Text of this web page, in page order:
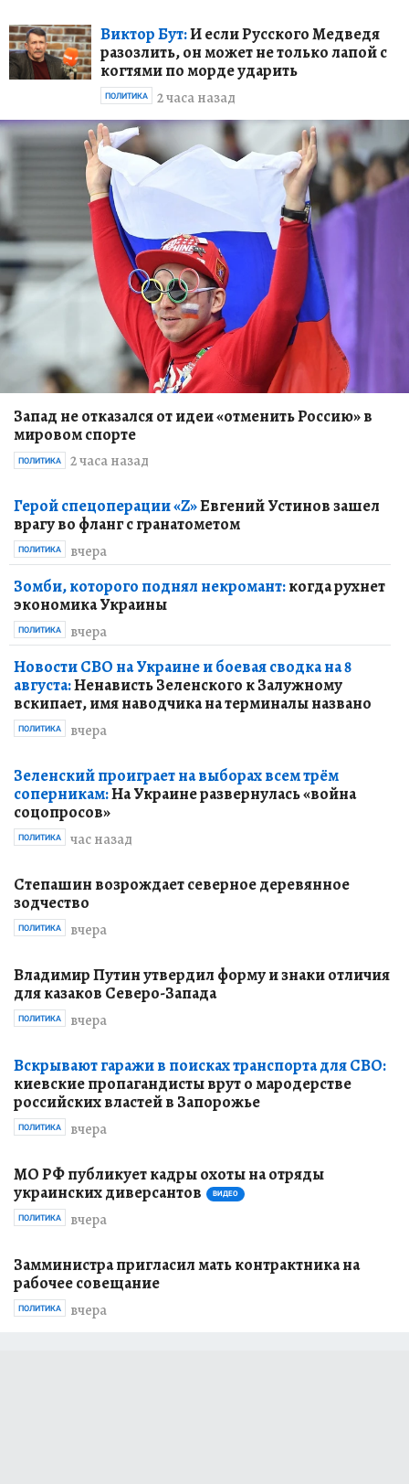
Виктор Бут:И если Русского Медведя
разозлить, он может не только лапой с
когтями по морде ударить
2 часа назад
ПОЛИТИКА
Запад не отказался от идеи «отменить Россию» в
мировом спорте
2 часа назад
ПОЛИТИКА
Герой спецоперации «Z»Евгений Устинов зашел
врагу во фланг с гранатометом
вчера
ПОЛИТИКА
Зомби, которого поднял некромант:когда рухнет
экономика Украины
вчера
ПОЛИТИКА
Новости СВО на Украине и боевая сводка на 8
августа:Ненависть Зеленского к Залужному
вскипает, имя наводчика на терминалы названо
вчера
ПОЛИТИКА
Зеленский проиграет на выборах всем трём
соперникам:На Украине развернулась «война
соцопросов»
час назад
ПОЛИТИКА
Степашин возрождает северное деревянное
зодчество
вчера
ПОЛИТИКА
Владимир Путин утвердил форму и знаки отличия
для казаков Северо-Запада
вчера
ПОЛИТИКА
Вскрывают гаражи в поисках транспорта для СВО:
киевские пропагандисты врут о мародерстве
российских властей в Запорожье
вчера
ПОЛИТИКА
МО РФ публикует кадры охоты на отряды
украинских диверсантов
ВИДЕО
вчера
ПОЛИТИКА
Замминистра пригласил мать контрактника на
рабочее совещание
вчера
ПОЛИТИКА